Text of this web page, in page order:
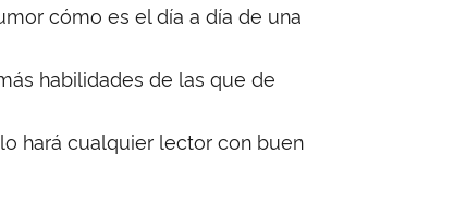
cómo es el día a día de una
habilidades de las que de
hará cualquier lector con buen